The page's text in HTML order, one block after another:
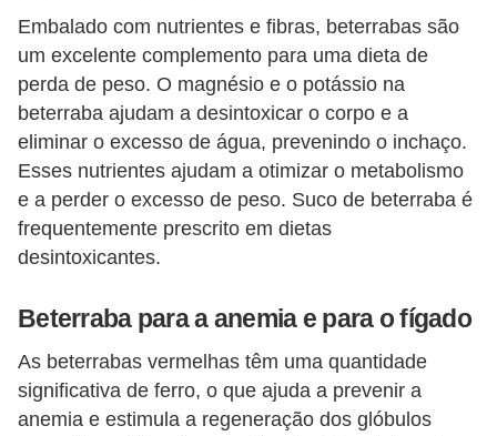
Embalado com nutrientes e fibras, beterrabas são
um excelente complemento para uma dieta de
perda de peso. O magnésio e o potássio na
beterraba ajudam a desintoxicar o corpo e a
eliminar o excesso de água, prevenindo o inchaço.
Esses nutrientes ajudam a otimizar o metabolismo
e a perder o excesso de peso. Suco de beterraba é
frequentemente prescrito em dietas
desintoxicantes.
Beterraba para a anemia e para o fígado
As beterrabas vermelhas têm uma quantidade
significativa de ferro, o que ajuda a prevenir a
anemia e estimula a regeneração dos glóbulos